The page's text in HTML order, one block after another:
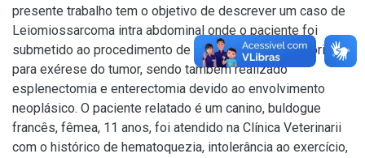
presente trabalho tem o objetivo de descrever um caso de
Leiomiossarcoma intra abdominal onde o paciente foi
submetido ao procedimento de laparotomia exploratória
para exérese do tumor, sendo também realizado
esplenectomia e enterectomia devido ao envolvimento
neoplásico. O paciente relatado é um canino, buldogue
francês, fêmea, 11 anos, foi atendido na Clínica Veterinarii
com o histórico de hematoquezia, intolerância ao exercício,